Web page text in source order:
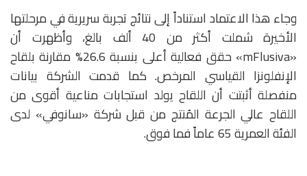
وجاء هذا الاعتماد استناداً إلى نتائج تجربة سريرية في مرحلتها
الأخيرة شملت أكثر من 40 ألف بالغ، وأظهرت أن
«mFlusiva» حقق فعالية أعلى بنسبة 26.6% مقارنة بلقاح
الإنفلونزا القياسي المرخص. كما قدمت الشركة بيانات
منفصلة أثبتت أن اللقاح يولد استجابات مناعية أقوى من
اللقاح عالي الجرعة المُنتج من قبل شركة «سانوفي» لدى
الفئة العمرية 65 عاماً فما فوق.